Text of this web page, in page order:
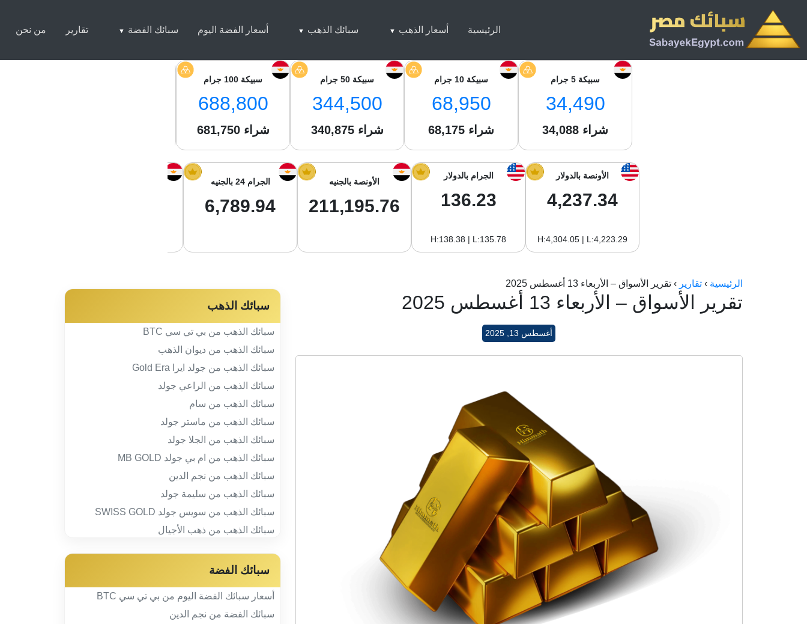
الرئيسية أسعار الذهب سبائك الذهب أسعار الفضة اليوم سبائك الفضة تقارير من نحن
سبيكة 5 جرام
34,490
34,088 شراء
سبيكة 10 جرام
68,950
68,175 شراء
سبيكة 50 جرام
344,500
340,875 شراء
سبيكة 100 جرام
688,800
681,750 شراء
الأونصة بالدولار
4,237.34
H:4,304.05 | L:4,223.29
الجرام بالدولار
136.23
H:138.38 | L:135.78
الأونصة بالجنيه
211,195.76
الجرام 24 بالجنيه
6,789.94
الرئيسية › تقارير › تقرير الأسواق – الأربعاء 13 أغسطس 2025
تقرير الأسواق – الأربعاء 13 أغسطس 2025
أغسطس 13, 2025
سبائك الذهب
سبائك الذهب من بي تي سي BTC
سبائك الذهب من ديوان الذهب
سبائك الذهب من جولد ايرا Gold Era
سبائك الذهب من الراعي جولد
سبائك الذهب من سام
سبائك الذهب من ماستر جولد
سبائك الذهب من الجلا جولد
سبائك الذهب من ام بي جولد MB GOLD
سبائك الذهب من نجم الدين
سبائك الذهب من سليمة جولد
سبائك الذهب من سويس جولد SWISS GOLD
سبائك الذهب من ذهب الأجيال
سبائك الفضة
أسعار سبائك الفضة اليوم من بي تي سي BTC
سبائك الفضة من نجم الدين